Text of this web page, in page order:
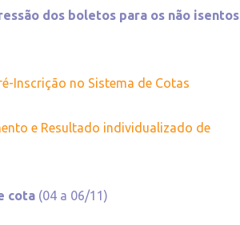
dos boletos para os não isentos
Inscrição no Sistema de Cotas
e Resultado individualizado de
cota (04 a 06/11)